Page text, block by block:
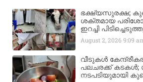
ഭക്ഷ്യസുരക്ഷ;
ശക്തമായ
ഇറച്ചി
August 2, 20269:09
വീടുകൾ
പലചരക്ക് കടകൾ;
നടപടിയുമായി